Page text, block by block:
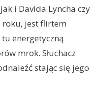
i Davida Lyncha czy
roku, jest flirtem
energetyczną
mrok. Słuchacz
stając się jego